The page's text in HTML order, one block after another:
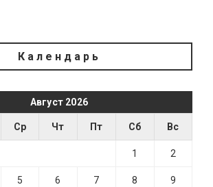
Календарь
Август 2026
Ср Чт Пт Сб Вс
1 2
5 6 7 8 9